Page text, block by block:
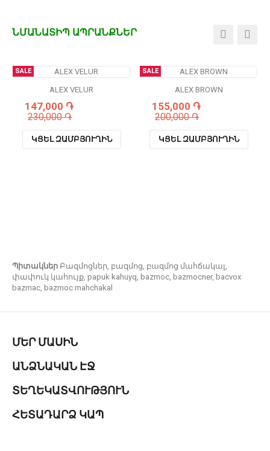
ՆՄԱՆԱՏԻՊ ԱՊՐԱՆՔՆԵՐ
SALE
ALEX VELUR
147,000 ֏
230,000 ֏
ԿՑԵԼ ԶԱՄԲՅՈՒՂԻՆ
SALE
ALEX BROWN
155,000 ֏
200,000 ֏
ԿՑԵԼ ԶԱՄԲՅՈՒՂԻՆ
Պիտակներ Բազմոցներ, բազմոց, բազմոց մահճակալ,
փափուկ կահույք, papuk kahuyq, bazmoc, bazmocner, bacvox
bazmac, bazmoc mahchakal
ՄԵՐ ՄԱՍԻՆ
ԱՆՁՆԱԿԱՆ ԷՋ
ՏԵՂԵԿԱՏՎՈՒԹՅՈՒՆ
ՀԵՏԱԴԱՐՁ ԿԱՊ